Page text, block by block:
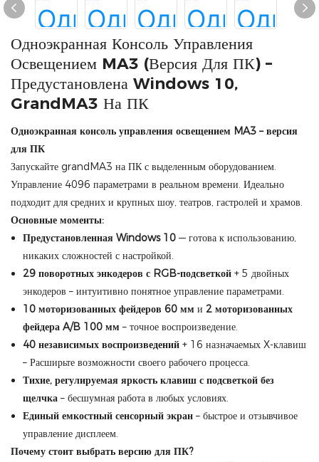
Одноэкранная Консоль Управления
Освещением MA3 (версия Для ПК) –
Предустановлена ​​Windows 10,
GrandMA3 На ПК
Одноэкранная консоль управления освещением MA3 – версия
для ПК
Запускайте grandMA3 на ПК с выделенным оборудованием.
Управление 4096 параметрами в реальном времени. Идеально
подходит для средних и крупных шоу, театров, гастролей и храмов.
Основные моменты:
Предустановленная Windows 10— готова к использованию,
никаких сложностей с настройкой.
29 поворотных энкодеров с RGB-подсветкой+ 5 двойных
энкодеров – интуитивно понятное управление параметрами.
10 моторизованных фейдеров 60 мм и 2 моторизованных
фейдера A/B 100 мм – точное воспроизведение.
40 независимых воспроизведений+ 16 назначаемых X-клавиш
– Расширьте возможности своего рабочего процесса.
Тихие, регулируемая яркость клавиш с подсветкой без
щелчка– бесшумная работа в любых условиях.
Единый емкостный сенсорный экран– быстрое и отзывчивое
управление дисплеем.
Почему стоит выбрать версию для ПК?